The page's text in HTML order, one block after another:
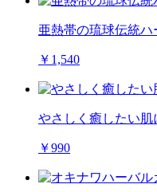
亜熱帯の琉球伝統
￥1,540
やさしく癒したい
￥990